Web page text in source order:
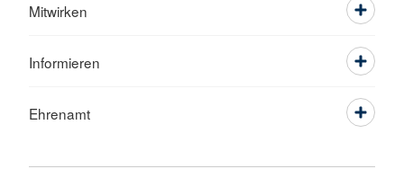
Mitwirken
Informieren
Ehrenamt